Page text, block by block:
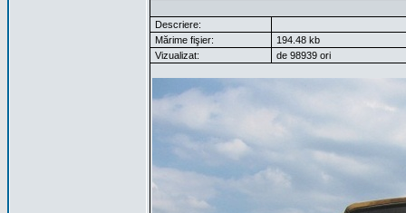
Descriere:
Mărime fişier:
194.48 kb
Vizualizat:
de 98939 ori